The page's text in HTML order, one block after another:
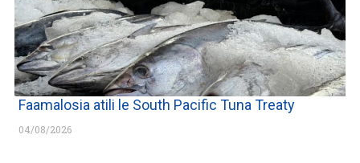
Faamalosia atili le South Pacific Tuna Treaty
04/08/2026